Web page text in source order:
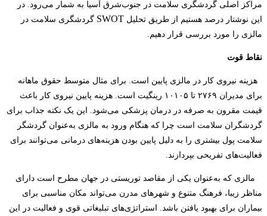
مراکز اصلی گردشگری سلامت در جنوب‌شرق آسیا به شمار می‌رود. در
این نوشتار درصد هستیم از طریق تحلیل SWOT گردشگری سلامت در
مالزی را مورد بررسی قرار دهیم.
نقاط قوت
هزینه نیروی کار در مالزی پایین است. برای مثال متوسط حقوق ماهانه
برای مدیران ۲۷۶۹ تا ۱۰۱۰۵ رینگیت است. هزینه پایین نیروی کار باعث
قیمت مقرون‌ به‌ صرفه در درمان پزشکی می‌شود. این‌ یک نکته جذاب برای
گردشگران سلامت است چرا که هنگام ورود به مالزی به‌عنوان گردشگر
سلامت پول بیشتری را به دلیل پایین بودن هزینه‌های درمانی می‌توانند برای
فعالیت‌های تفریحی بپردازند.
مالزی که به‌عنوان یکی از مقاصد توریستی در جهان مطرح است دارای
مناظر زیبا، فرهنگ متنوع و شهرهای مدرن می‌تواند مکان مناسبی برای
بیماران برای بهبود یافتن باشد.
استراتژی‌های تبلیغاتی قوی و فعالیت در این